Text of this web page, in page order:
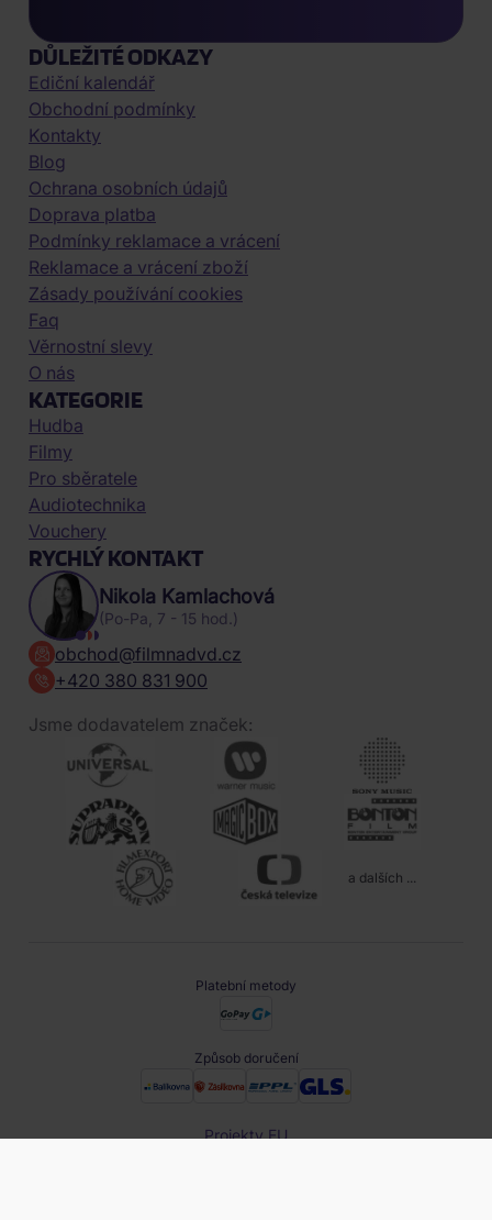
DŮLEŽITÉ ODKAZY
Ediční kalendář
Obchodní podmínky
Kontakty
Blog
Ochrana osobních údajů
Doprava platba
Podmínky reklamace a vrácení
Reklamace a vrácení zboží
Zásady používání cookies
Faq
Věrnostní slevy
O nás
KATEGORIE
Hudba
Filmy
Pro sběratele
Audiotechnika
Vouchery
RYCHLÝ KONTAKT
Nikola Kamlachová
(Po-Pa, 7 - 15 hod.)
obchod@filmnadvd.cz
+420 380 831 900
Jsme dodavatelem značek:
a dalších ...
Platební metody
Způsob doručení
Projekty EU